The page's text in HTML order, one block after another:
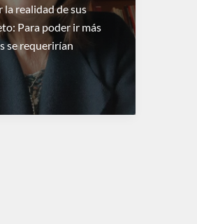
realidad de sus
Para poder ir más
se requerirían